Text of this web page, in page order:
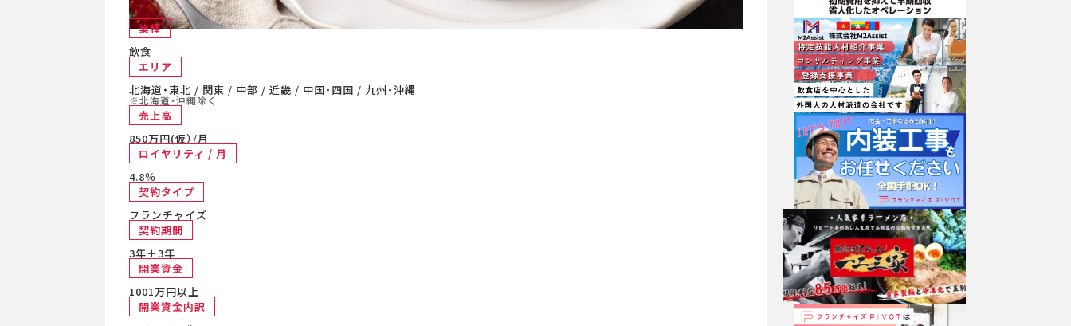
業種
飲食
エリア
北海道・東北 / 関東 / 中部 / 近畿 / 中国・四国 / 九州・沖縄
※北海道・沖縄除く
売上高
850万円(仮）/月
ロイヤリティ / 月
4.8％
契約タイプ
フランチャイズ
契約期間
3年＋3年
開業資金
1001万円以上
開業資金内訳